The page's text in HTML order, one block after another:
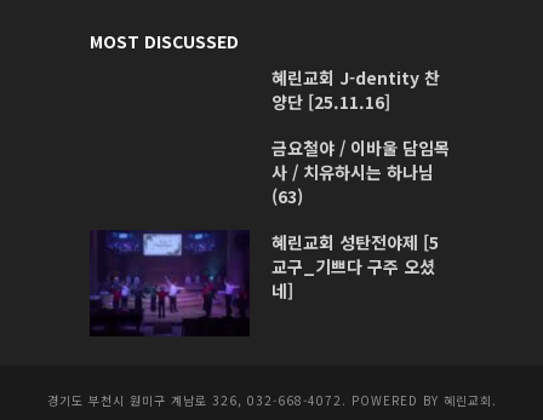
MOST DISCUSSED
혜린교회 J-dentity 찬
양단 [25.11.16]
금요철야 / 이바울 담임목
사 / 치유하시는 하나님
(63)
혜린교회 성탄전야제 [5
교구_기쁘다 구주 오셨
네]
경기도 부천시 원미구 계남로 326, 032-668-4072. POWERED BY 혜린교회.